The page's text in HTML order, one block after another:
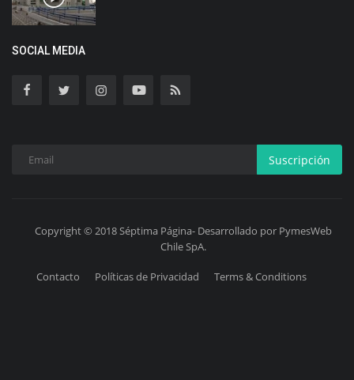
SOCIAL MEDIA
Suscripción
Copyright © 2018 Séptima Página- Desarrollado por PymesWeb
Chile SpA.
Contacto Políticas de Privacidad Terms & Conditions